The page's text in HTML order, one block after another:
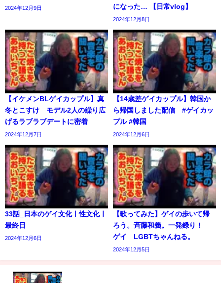
2024年12月9日
になった… 【日常vlog】
2024年12月8日
【イケメンBLゲイカップル】真
冬とこすけ モデル2人の繰り広
げるラブラブデートに密着
2024年12月7日
【14歳差ゲイカップル】韓国か
ら帰国しました配信 #ゲイカッ
プル #韓国
2024年12月6日
33話_日本のゲイ文化ㅣ性文化ㅣ
最終日
2024年12月6日
【歌ってみた】ゲイの歩いて帰
ろう。斉藤和義。一発録り！
ゲイ LGBTちゃんねる。
2024年12月5日